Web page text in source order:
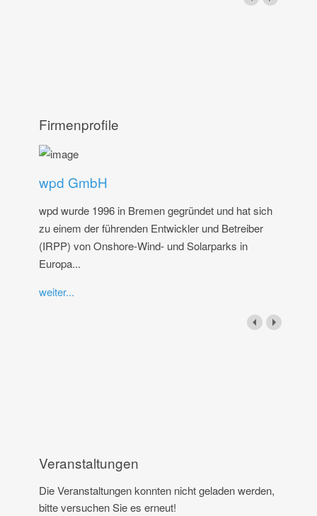
Firmenprofile
wpd GmbH
wpd wurde 1996 in Bremen gegründet und hat sich
zu einem der führenden Entwickler und Betreiber
(IRPP) von Onshore-Wind- und Solarparks in
Europa...
weiter...
Veranstaltungen
Die Veranstaltungen konnten nicht geladen werden,
bitte versuchen Sie es erneut!